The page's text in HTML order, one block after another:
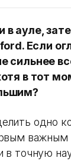
в ауле,
Если
сильнее
в тот
одно
важным
в точную